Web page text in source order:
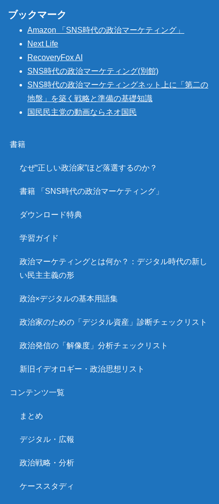
ブックマーク
Amazon 「SNS時代の政治マーケティング」
Next Life
RecoveryFox AI
SNS時代の政治マーケティング(別館)
SNS時代の政治マーケティングネット上に「第二の
地盤」を築く戦略と準備の基礎知識
国民民主党の動画ならネオ国民
書籍
なぜ“正しい政治家”ほど落選するのか？
書籍 「SNS時代の政治マーケティング」
ダウンロード特典
学習ガイド
政治マーケティングとは何か？：デジタル時代の新し
い民主主義の形
政治×デジタルの基本用語集
政治家のための「デジタル資産」診断チェックリスト
政治発信の「解像度」分析チェックリスト
新旧イデオロギー・政治思想リスト
コンテンツ一覧
まとめ
デジタル・広報
政治戦略・分析
ケーススタディ